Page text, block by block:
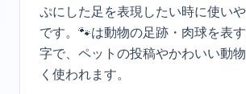
ぷにした足を表現したい時に使い
です。🐾は動物の足跡・肉球を表
字で、ペットの投稿やかわいい動
く使われます。